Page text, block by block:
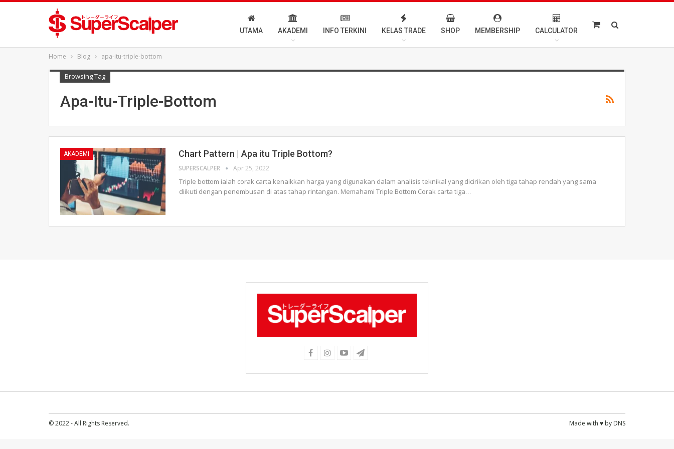
UTAMA AKADEMI INFO TERKINI KELAS TRADE SHOP MEMBERSHIP CALCULATOR
Home Blog apa-itu-triple-bottom
Browsing Tag
Apa-Itu-Triple-Bottom
AKADEMI Chart Pattern | Apa itu Triple Bottom?
SUPERSCALPER Apr 25, 2022
Triple bottom ialah corak carta kenaikkan harga yang digunakan dalam analisis teknikal yang dicirikan oleh tiga tahap rendah yang sama
diikuti dengan penembusan di atas tahap rintangan. Memahami Triple Bottom Corak carta tiga…
© 2022 - All Rights Reserved. Made with ♥ by DNS